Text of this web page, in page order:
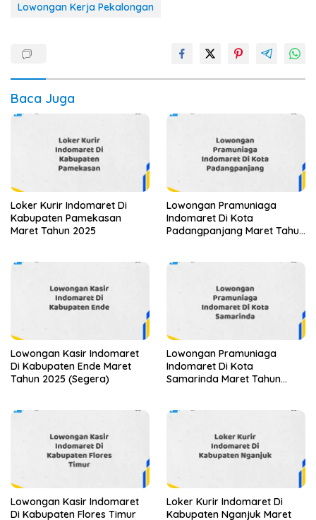
Lowongan Kerja Pekalongan
Baca Juga
Loker Kurir Indomaret Di
Kabupaten Pamekasan
Maret Tahun 2025
Lowongan Pramuniaga
Indomaret Di Kota
Padangpanjang Maret Tahun
Lowongan Kasir Indomaret
Di Kabupaten Ende Maret
Tahun 2025 (Segera)
Lowongan Pramuniaga
Indomaret Di Kota
Samarinda Maret Tahun
Lowongan Kasir Indomaret
Di Kabupaten Flores Timur
Loker Kurir Indomaret Di
Kabupaten Nganjuk Maret